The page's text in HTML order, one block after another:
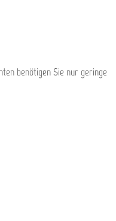
benötigen Sie nur geringe